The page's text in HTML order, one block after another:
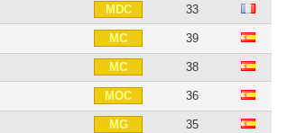
MDC 33
MC 39
MC 38
MOC 36
MG 35